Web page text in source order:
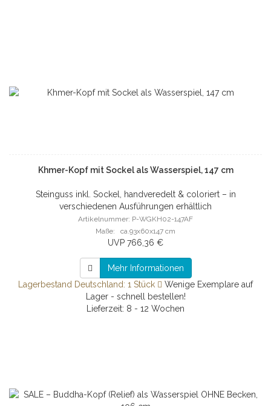
Khmer-Kopf mit Sockel als Wasserspiel, 147 cm
Steinguss inkl. Sockel, handveredelt & coloriert – in
verschiedenen Ausführungen erhältlich
Artikelnummer: P-WGKH02-147AF
Maße: ca.93x60x147 cm
UVP 766,36 €
Mehr Informationen
Lagerbestand Deutschland: 1 Stück
Wenige Exemplare auf
Lager - schnell bestellen!
Lieferzeit: 8 - 12 Wochen